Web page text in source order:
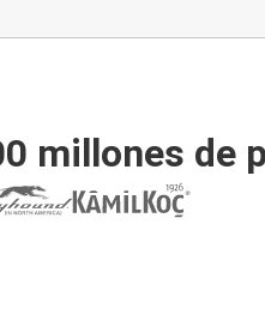
millones de